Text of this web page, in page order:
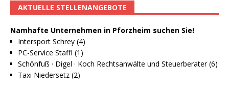
AKTUELLE STELLENANGEBOTE
Namhafte Unternehmen in Pforzheim suchen Sie!
Intersport Schrey (4)
PC-Service Staffl (1)
Schönfuß · Digel · Koch Rechtsanwälte und Steuerberater (6)
Taxi Niedersetz (2)